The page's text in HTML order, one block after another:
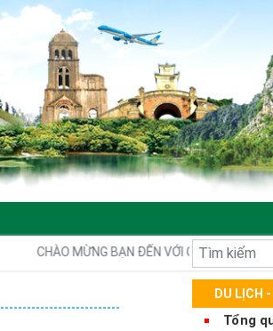
CHÀO MỪNG BẠN ĐẾN VỚI CỔNG THÔNG TIN
DU LỊCH
Tổng